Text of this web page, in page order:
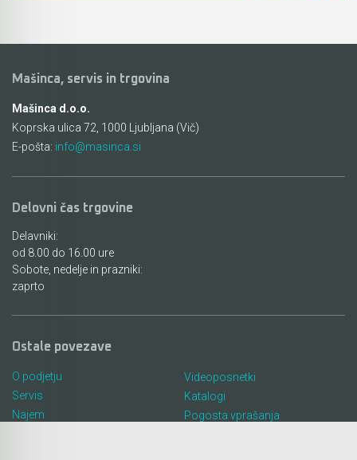
Mašinca, servis in trgovina
Mašinca d.o.o.
Koprska ulica 72, 1000 Ljubljana (Vič)
E-pošta: info@masinca.si
Delovni čas trgovine
Delavniki:
od 8.00 do 16.00 ure
Sobote, nedelje in prazniki:
zaprto
Ostale povezave
O podjetju
Servis
Najem
Videoposnetki
Katalogi
Pogosta vprašanja